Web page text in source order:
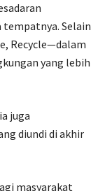
tempatnya. Selain
Recycle—dalam
yang lebih
juga
diundi di akhir
masyarakat